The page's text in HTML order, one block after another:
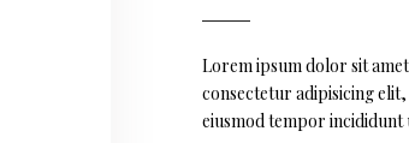
Lorem ipsum dolor sit
consectetur adipisicing elit,
eiusmod tempor incididunt